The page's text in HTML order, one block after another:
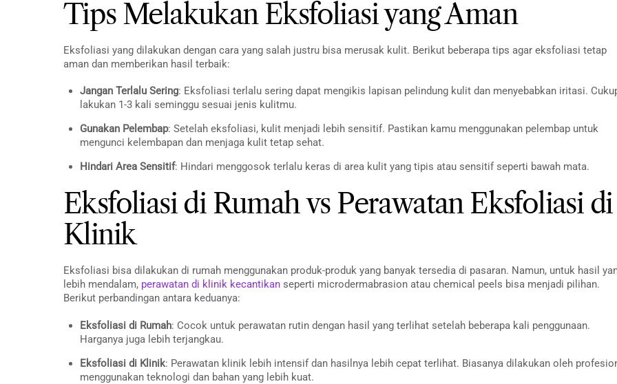
Tips Melakukan Eksfoliasi yang Aman
Eksfoliasi yang dilakukan dengan cara yang salah justru bisa merusak kulit. Berikut beberapa tips agar eksfoliasi tetap
aman dan memberikan hasil terbaik:
Jangan Terlalu Sering: Eksfoliasi terlalu sering dapat mengikis lapisan pelindung kulit dan menyebabkan iritasi.
lakukan 1-3 kali seminggu sesuai jenis kulitmu.
Gunakan Pelembap: Setelah eksfoliasi, kulit menjadi lebih sensitif. Pastikan kamu menggunakan pelembap untuk
mengunci kelembapan dan menjaga kulit tetap sehat.
Hindari Area Sensitif: Hindari menggosok terlalu keras di area kulit yang tipis atau sensitif seperti bawah mata.
Eksfoliasi di Rumah vs Perawatan Eksfoliasi di
Klinik
Eksfoliasi bisa dilakukan di rumah menggunakan produk-produk yang banyak tersedia di pasaran. Namun, untuk hasil
lebih mendalam, perawatan di klinik kecantikan seperti microdermabrasion atau chemical peels bisa menjadi pilihan.
Berikut perbandingan antara keduanya:
Eksfoliasi di Rumah: Cocok untuk perawatan rutin dengan hasil yang terlihat setelah beberapa kali penggunaan.
Harganya juga lebih terjangkau.
Eksfoliasi di Klinik: Perawatan klinik lebih intensif dan hasilnya lebih cepat terlihat. Biasanya dilakukan oleh
menggunakan teknologi dan bahan yang lebih kuat.